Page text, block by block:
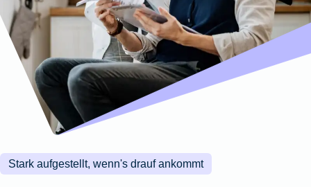
Wohnungsschutzbrief
Produktübersicht
Gewässerschadenhaftpflicht
Zur
Produktübersicht
Produktübersicht
Reisehaftpflichtversicherung
Reiserücktrittsversicherung
Zur
Produktübersicht
Zur
Produktübersicht
Zur
Produktübersicht
Zur
Produktübersicht
Montageversicherung
Zur
Produktübersicht
Gruppenunfall für
Gruppenunfall für
Vereine
Produktübersicht
Kunstversicherung
Ausstellungsversicherung
Valorenversicherung
Oldtimersammlungsversicherung
Zur
Stark aufgestellt, wenn's drauf ankommt